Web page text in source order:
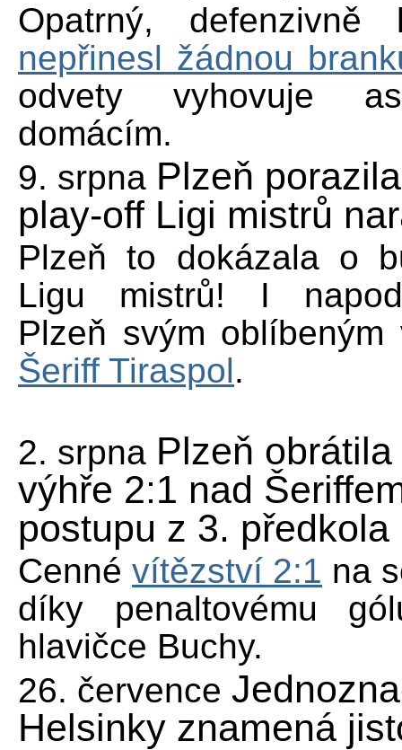
Opatrný, defenzivně
nepřinesl žádnou
odvety vyhovuje
domácím.
9. srpna Plzeň
play-off Ligi mistrů
Plzeň to dokázala o
Ligu mistrů! I
Plzeň svým
Šeriff Tiraspol.
2. srpna Plzeň
výhře 2:1 nad
postupu z 3.
Cenné vítězství 2:1 na
díky penaltovému
hlavičce Buchy.
26. července
Helsinky znamená